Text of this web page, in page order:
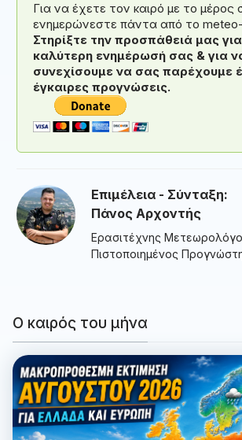
Για να έχετε τον καιρό με το μέρος
ενημερώνεστε πάντα από το
Στηρίξτε την προσπάθειά μας
καλύτερη ενημέρωσή σας & για
συνεχίσουμε να σας παρέχουμε
έγκαιρες προγνώσεις.
Επιμέλεια - Σύνταξη:
Πάνος Αρχοντής
Ερασιτέχνης
Πιστοποιημένος
Ο καιρός του μήνα